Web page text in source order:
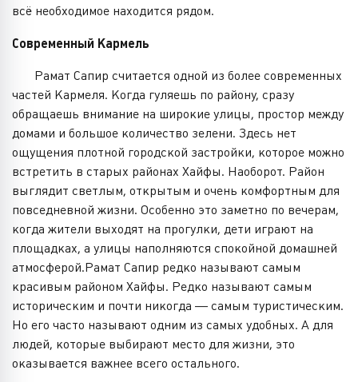
всё необходимое находится рядом.
Современный Кармель
Рамат Сапир считается одной из более современных
частей Кармеля. Когда гуляешь по району, сразу
обращаешь внимание на широкие улицы, простор между
домами и большое количество зелени. Здесь нет
ощущения плотной городской застройки, которое можно
встретить в старых районах Хайфы. Наоборот. Район
выглядит светлым, открытым и очень комфортным для
повседневной жизни. Особенно это заметно по вечерам,
когда жители выходят на прогулки, дети играют на
площадках, а улицы наполняются спокойной домашней
атмосферой.Рамат Сапир редко называют самым
красивым районом Хайфы. Редко называют самым
историческим и почти никогда — самым туристическим.
Но его часто называют одним из самых удобных. А для
людей, которые выбирают место для жизни, это
оказывается важнее всего остального.